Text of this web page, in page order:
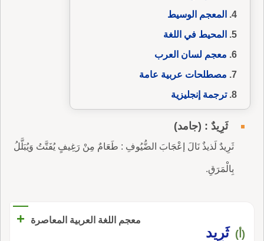
المعجم الوسيط
المحيط في اللغة
معجم لسان العرب
مصطلحات عربية عامة
ترجمة إنجليزية
ثَرِيدٌ : (جامد)
ثَرِيدٌ لَذيذٌ نَالَ إعْجَابَ الضُّيُوفِ : طَعَامٌ مِنْ رَغِيفٍ يُفَتَّتُ وَيُبَلَّلُ
بِالْمَرَقِ.
معجم اللغة العربية المعاصرة +
(أ) ثَرِيد